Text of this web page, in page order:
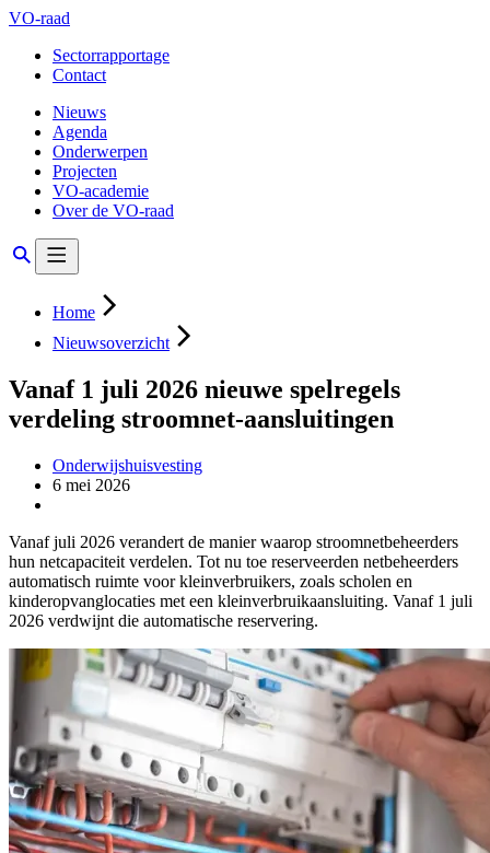
VO-raad
Sectorrapportage
Contact
Nieuws
Agenda
Onderwerpen
Projecten
VO-academie
Over de VO-raad
Home
Nieuwsoverzicht
Vanaf 1 juli 2026 nieuwe spelregels
verdeling stroomnet-aansluitingen
Onderwijshuisvesting
6 mei 2026
Vanaf juli 2026 verandert de manier waarop stroomnetbeheerders
hun netcapaciteit verdelen. Tot nu toe reserveerden netbeheerders
automatisch ruimte voor kleinverbruikers, zoals scholen en
kinderopvanglocaties met een kleinverbruikaansluiting. Vanaf 1 juli
2026 verdwijnt die automatische reservering.